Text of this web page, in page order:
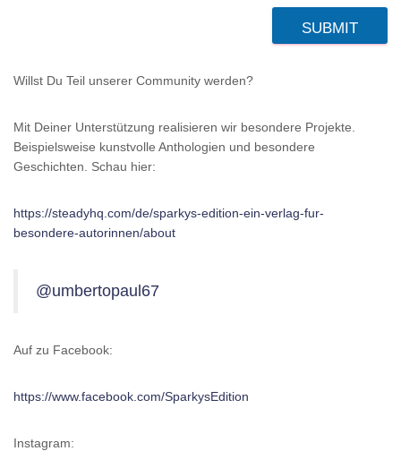
SUBMIT
Willst Du Teil unserer Community werden?
Mit Deiner Unterstützung realisieren wir besondere Projekte.
Beispielsweise kunstvolle Anthologien und besondere
Geschichten. Schau hier:
https://steadyhq.com/de/sparkys-edition-ein-verlag-fur-
besondere-autorinnen/about
@umbertopaul67
Auf zu Facebook:
https://www.facebook.com/SparkysEdition
Instagram: